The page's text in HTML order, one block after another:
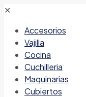
✕
Accesorios
Vajilla
Cocina
Cuchilleria
Maquinarias
Cubiertos